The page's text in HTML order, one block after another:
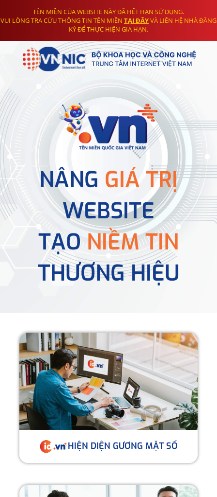
TÊN MIỀN CỦA WEBSITE NÀY ĐÃ HẾT HẠN SỬ DỤNG.
VUI LÒNG TRA CỨU THÔNG TIN TÊN MIỀN TẠI ĐÂYVÀ LIÊN HỆ NHÀ ĐĂNG
KÝ ĐỂ THỰC HIỆN GIA HẠN.
NÂNG GIÁ TRỊ
WEBSITE
TẠONIỀM TIN
THƯƠNG HIỆU
HIỆN DIỆN GƯƠNG MẶT SỐ